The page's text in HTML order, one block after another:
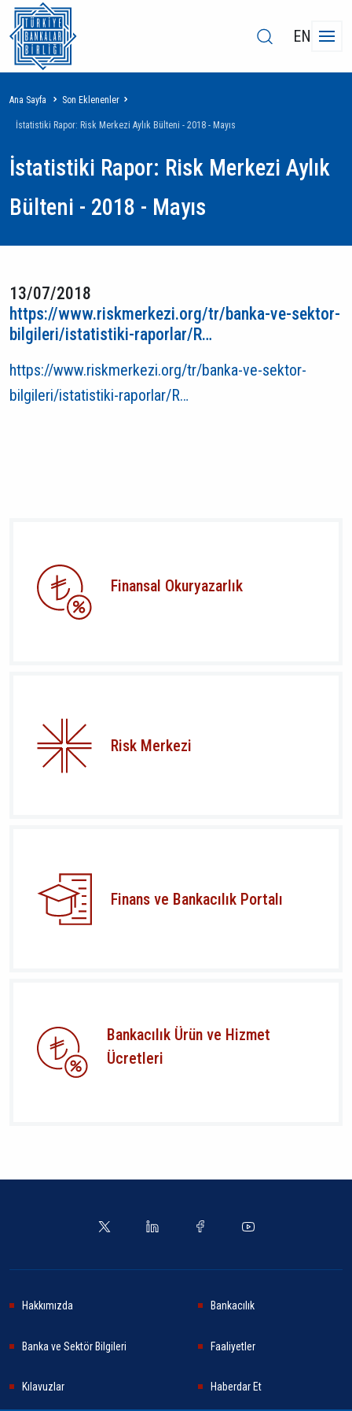
EN
Sayfa
yolu
Ana Sayfa Son Eklenenler
İstatistiki Rapor: Risk Merkezi Aylık Bülteni - 2018 - Mayıs
İstatistiki Rapor: Risk Merkezi Aylık
Bülteni - 2018 - Mayıs
13/07/2018
https://www.riskmerkezi.org/tr/banka-ve-sektor-
bilgileri/istatistiki-raporlar/R…
https://www.riskmerkezi.org/tr/banka-ve-sektor-
bilgileri/istatistiki-raporlar/R…
Finansal Okuryazarlık
Risk Merkezi
Finans ve Bankacılık Portalı
Bankacılık Ürün ve Hizmet
Ücretleri
Hakkımızda Bankacılık
Banka ve Sektör Bilgileri Faaliyetler
Kılavuzlar Haberdar Et